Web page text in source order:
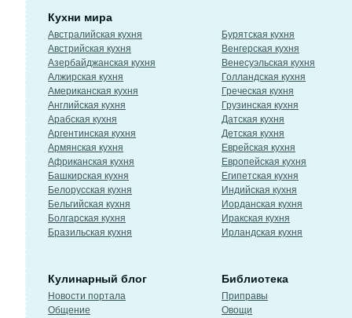
Кухни мира
Австралийская кухня
Австрийская кухня
Азербайджанская кухня
Алжирская кухня
Американская кухня
Английская кухня
Арабская кухня
Аргентинская кухня
Армянская кухня
Африканская кухня
Башкирская кухня
Белорусская кухня
Бельгийская кухня
Болгарская кухня
Бразильская кухня
Бурятская кухня
Венгерская кухня
Венесуэльская кухня
Голландская кухня
Греческая кухня
Грузинская кухня
Датская кухня
Детская кухня
Еврейская кухня
Европейская кухня
Египетская кухня
Индийская кухня
Иорданская кухня
Иракская кухня
Ирландская кухня
Кулинарный блог
Новости портала
Общение
Библиотека
Приправы
Овощи